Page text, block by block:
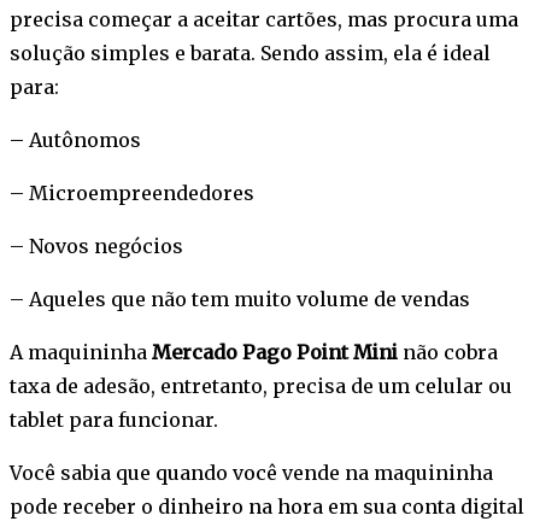
precisa começar a aceitar cartões, mas procura uma
solução simples e barata. Sendo assim, ela é ideal
para:
– Autônomos
– Microempreendedores
– Novos negócios
– Aqueles que não tem muito volume de vendas
A maquininha Mercado Pago Point Mini não cobra
taxa de adesão, entretanto, precisa de um celular ou
tablet para funcionar.
Você sabia que quando você vende na maquininha
pode receber o dinheiro na hora em sua conta digital